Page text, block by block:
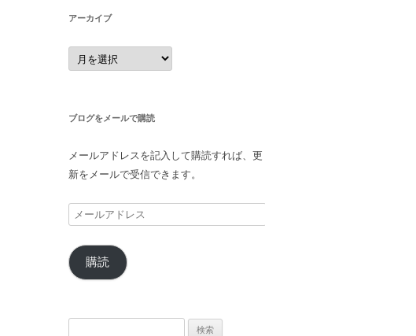
アーカイブ
ア
ー
カ
ブログをメールで購読
メールアドレスを記入して購読すれば、更
新をメールで受信できます。
メ
ル
ア
購読